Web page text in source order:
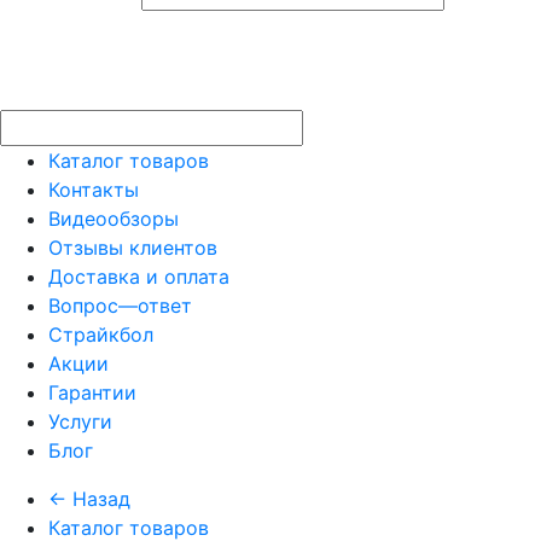
Каталог товаров
Контакты
Видеообзоры
Отзывы клиентов
Доставка и оплата
Вопрос—ответ
Страйкбол
Акции
Гарантии
Услуги
Блог
← Назад
Каталог товаров